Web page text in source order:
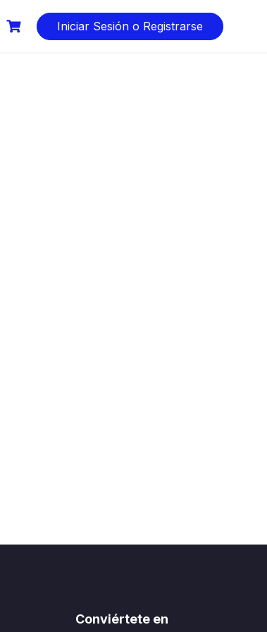
Iniciar Sesión o Registrarse
Conviértete en